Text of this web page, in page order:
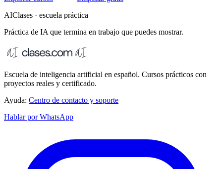
AIClases · escuela práctica
Práctica de IA que termina en trabajo que puedes mostrar.
Escuela de inteligencia artificial en español. Cursos prácticos con
proyectos reales y certificado.
Ayuda: Centro de contacto y soporte
Hablar por WhatsApp